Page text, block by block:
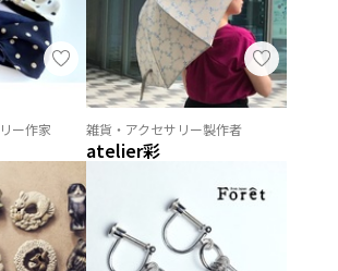
ー作家 雑貨・アクセサリー製作者
atelier彩